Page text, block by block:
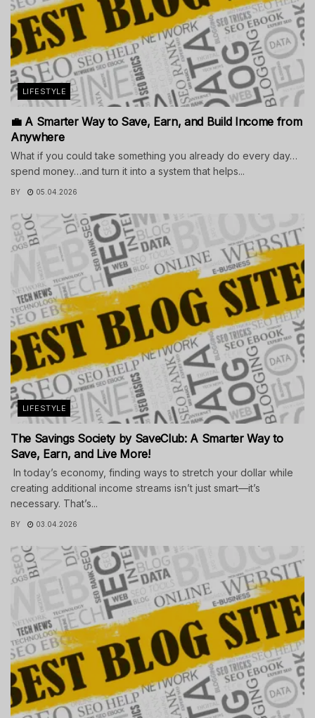
LIFESTYLE
💼 A Smarter Way to Save, Earn, and Build Income from
Anywhere
What if you could take something you already do every day…
spend money…and turn it into a system that helps...
BY 05.04.2026
LIFESTYLE
The Savings Society by SaveClub: A Smarter Way to
Save, Earn, and Live More!
In today’s economy, finding ways to stretch your dollar while
creating additional income streams isn’t just smart—it’s
necessary. That’s...
BY 03.04.2026